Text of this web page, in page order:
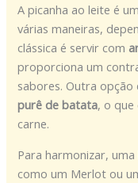
A picanha ao leite é
várias maneiras,
clássica é servir com
proporciona um
sabores. Outra
purê de batata, o
carne.
Para harmonizar,
como um Merlot ou